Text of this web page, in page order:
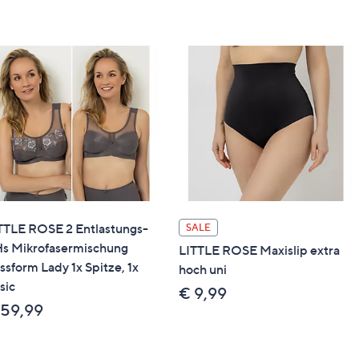
ROSE 2 Entlastungs-
Mikrofasermischung
Lady 1x Spitze, 1x
SALE
LITTLE ROSE Maxislip extra
hoch uni
€ 9,99